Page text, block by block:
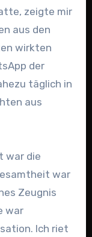
zeigte mir
aus den
wirkten
der
täglich in
aus
war die
war
Zeugnis
war
Ich riet